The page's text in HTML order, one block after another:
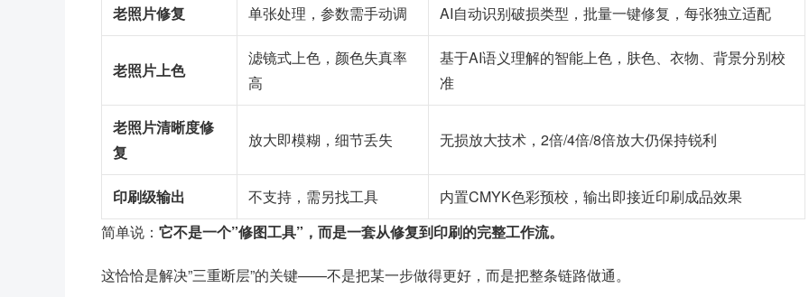
老照片修复 单张处理，参数需手动调 AI自动识别破损类型，批量一键修复，每张独立适配
老照片上色
滤镜式上色，颜色失真率
高
基于AI语义理解的智能上色，肤色、衣物、背景分别校
准
老照片清晰度修
复
放大即模糊，细节丢失 无损放大技术，2倍/4倍/8倍放大仍保持锐利
印刷级输出 不支持，需另找工具
内置CMYK色彩预校，输出即接近印刷成品效果
简单说： 它不是一个”修图工具”，而是一套从修复到印刷的完整工作流。
这恰恰是解决”三重断层”的关键——不是把某一步做得更好，而是把整条链路做通。